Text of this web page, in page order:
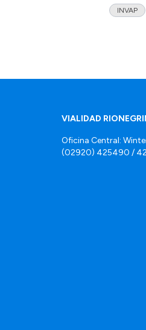
INVAP
VIALIDAD
Oficina Central:
(02920) 425490 /